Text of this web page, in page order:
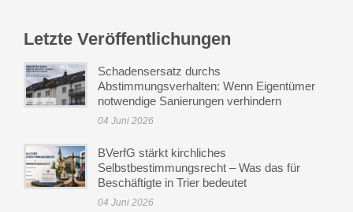
Letzte Veröffentlichungen
Schadensersatz durchs
Abstimmungsverhalten: Wenn Eigentümer
notwendige Sanierungen verhindern
04 Juni 2026
BVerfG stärkt kirchliches
Selbstbestimmungsrecht – Was das für
Beschäftigte in Trier bedeutet
04 Juni 2026